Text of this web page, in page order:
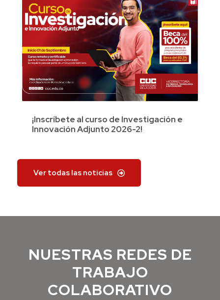
¡Inscríbete al curso de Investigación e
Innovación Adjunto 2026-2!
Ver todas las noticias
NUESTRAS REDES DE
TRABAJO
COLABORATIVO